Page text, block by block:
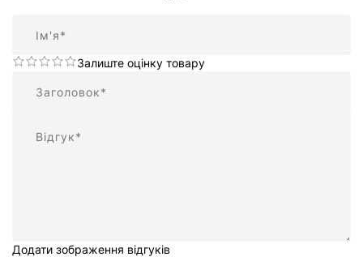
Залиште оцінку товару
Додати зображення відгуків